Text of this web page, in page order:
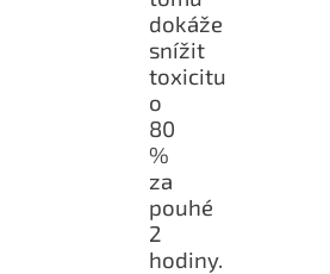
dokáže
snížit
toxicitu
o
80
%
za
pouhé
2
hodiny.